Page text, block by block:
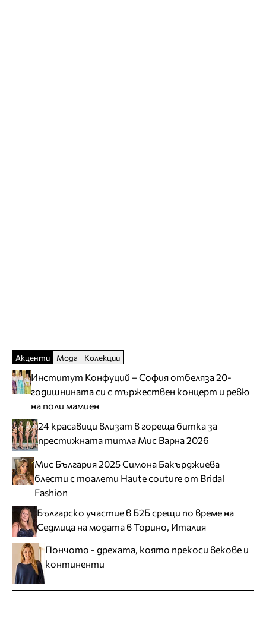
Акценти Мода Колекции
Институт Конфуций – София отбеляза 20-
годишнината си с тържествен концерт и ревю
на поли мамиен
24 красавици влизат в гореща битка за
престижната титла Мис Варна 2026
Мис България 2025 Симона Бакърджиева
блести с тоалети Haute couture от Bridal
Fashion
Българско участие в Б2Б срещи по време на
Седмица на модата в Торино, Италия
Пончото - дрехата, която прекоси векове и
континенти